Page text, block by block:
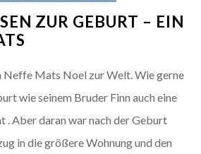
ZUR GEBURT – EIN
Neffe Mats Noel zur Welt. Wie gerne
wie seinem Bruder Finn auch eine
. Aber daran war nach der Geburt
in die größere Wohnung und den